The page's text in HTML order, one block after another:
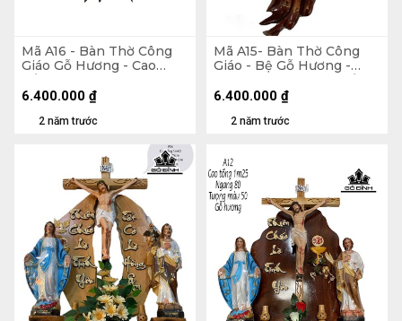
Mã A16 - Bàn Thờ Công
Giáo Gỗ Hương - Cao
Tổng 120 Ngang 75
Tượng Màu 50 (cm)
2 năm trước
6.400.000 ₫
Mã A15- Bàn Thờ Công
Giáo - Bệ Gỗ Hương -
Bảng Căm Xe - Cao Tổng
130 Ngang 70 Tượng Màu
2 năm trước
6.400.000 ₫